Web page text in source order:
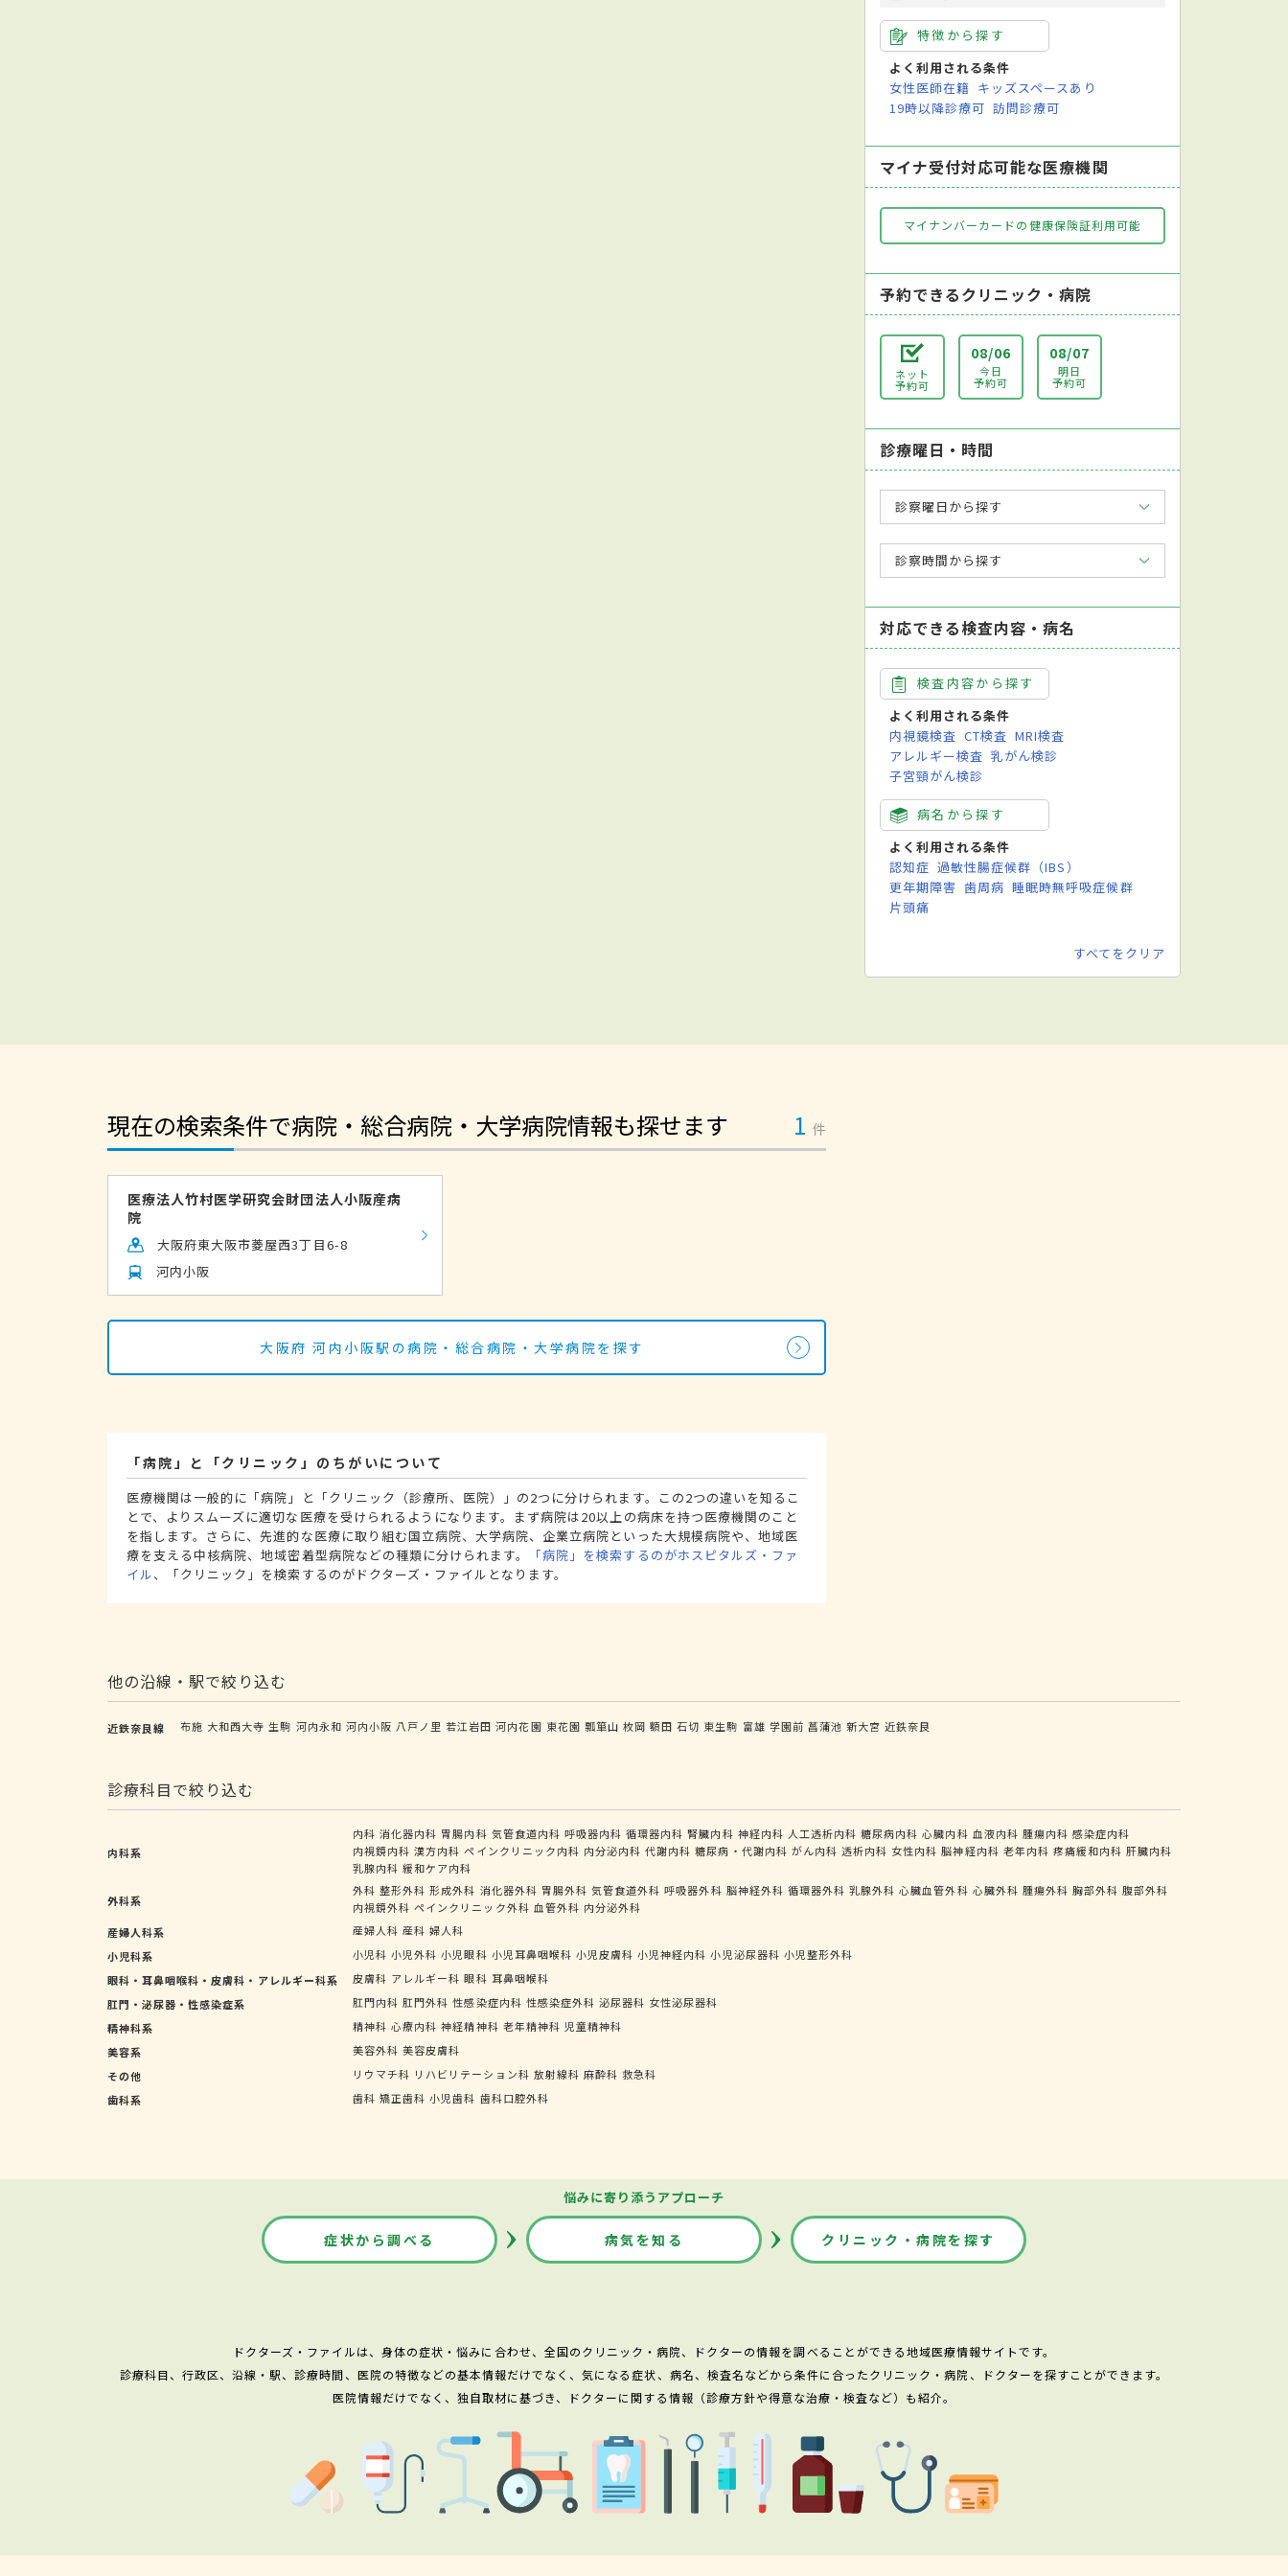
特徴から探す
よく利用される条件
女性医師在籍 キッズスペースあり
19時以降診療可 訪問診療可
マイナ受付対応可能な医療機関
マイナンバーカードの健康保険証利用可能
予約できるクリニック・病院
ネット
予約可
08/06
今日
予約可
08/07
明日
予約可
診療曜日・時間
診察曜日から探す
診察時間から探す
対応できる検査内容・病名
検査内容から探す
よく利用される条件
内視鏡検査 CT検査 MRI検査
アレルギー検査 乳がん検診
子宮頸がん検診
病名から探す
よく利用される条件
認知症 過敏性腸症候群（IBS）
更年期障害 歯周病 睡眠時無呼吸症候群
片頭痛
すべてをクリア
現在の検索条件で病院・総合病院・大学病院情報も探せます 1 件
医療法人竹村医学研究会財団法人小阪産病
院
大阪府東大阪市菱屋西3丁目6-8
河内小阪
大阪府 河内小阪駅の病院・総合病院・大学病院を探す
「病院」と「クリニック」のちがいについて
医療機関は一般的に「病院」と「クリニック（診療所、医院）」の2つに分けられます。この2つの違いを知るこ
とで、よりスムーズに適切な医療を受けられるようになります。まず病院は20以上の病床を持つ医療機関のこと
を指します。さらに、先進的な医療に取り組む国立病院、大学病院、企業立病院といった大規模病院や、地域医
療を支える中核病院、地域密着型病院などの種類に分けられます。
「病院」を検索するのがホスピタルズ・ファ
イル、「クリニック」を検索するのがドクターズ・ファイルとなります。
他の沿線・駅で絞り込む
近鉄奈良線 布施 大和西大寺 生駒 河内永和 河内小阪 八戸ノ里 若江岩田 河内花園 東花園 瓢箪山 枚岡 額田 石切 東生駒 富雄 学園前 菖蒲池 新大宮 近鉄奈良
診療科目で絞り込む
内科系
内科 消化器内科 胃腸内科 気管食道内科 呼吸器内科 循環器内科 腎臓内科 神経内科 人工透析内科 糖尿病内科 心臓内科 血液内科 腫瘍内科 感染症内科
内視鏡内科 漢方内科 ペインクリニック内科 内分泌内科 代謝内科 糖尿病・代謝内科 がん内科 透析内科 女性内科 脳神経内科 老年内科 疼痛緩和内科 肝臓内科
乳腺内科 緩和ケア内科
外科系
外科 整形外科 形成外科 消化器外科 胃腸外科 気管食道外科 呼吸器外科 脳神経外科 循環器外科 乳腺外科 心臓血管外科 心臓外科 腫瘍外科 胸部外科 腹部外科
内視鏡外科 ペインクリニック外科 血管外科 内分泌外科
産婦人科系
産婦人科 産科 婦人科
小児科系
小児科 小児外科 小児眼科 小児耳鼻咽喉科 小児皮膚科 小児神経内科 小児泌尿器科 小児整形外科
眼科・耳鼻咽喉科・皮膚科・アレルギー科系
皮膚科 アレルギー科 眼科 耳鼻咽喉科
肛門・泌尿器・性感染症系
肛門内科 肛門外科 性感染症内科 性感染症外科 泌尿器科 女性泌尿器科
精神科系
精神科 心療内科 神経精神科 老年精神科 児童精神科
美容系
美容外科 美容皮膚科
その他
リウマチ科 リハビリテーション科 放射線科 麻酔科 救急科
歯科系
歯科 矯正歯科 小児歯科 歯科口腔外科
悩みに寄り添うアプローチ
症状から調べる 病気を知る クリニック・病院を探す
ドクターズ・ファイルは、身体の症状・悩みに合わせ、全国のクリニック・病院、ドクターの情報を調べることができる地域医療情報サイトです。
診療科目、行政区、沿線・駅、診療時間、医院の特徴などの基本情報だけでなく、気になる症状、病名、検査名などから条件に合ったクリニック・病院、ドクターを探すことができます。
医院情報だけでなく、独自取材に基づき、ドクターに関する情報（診療方針や得意な治療・検査など）も紹介。